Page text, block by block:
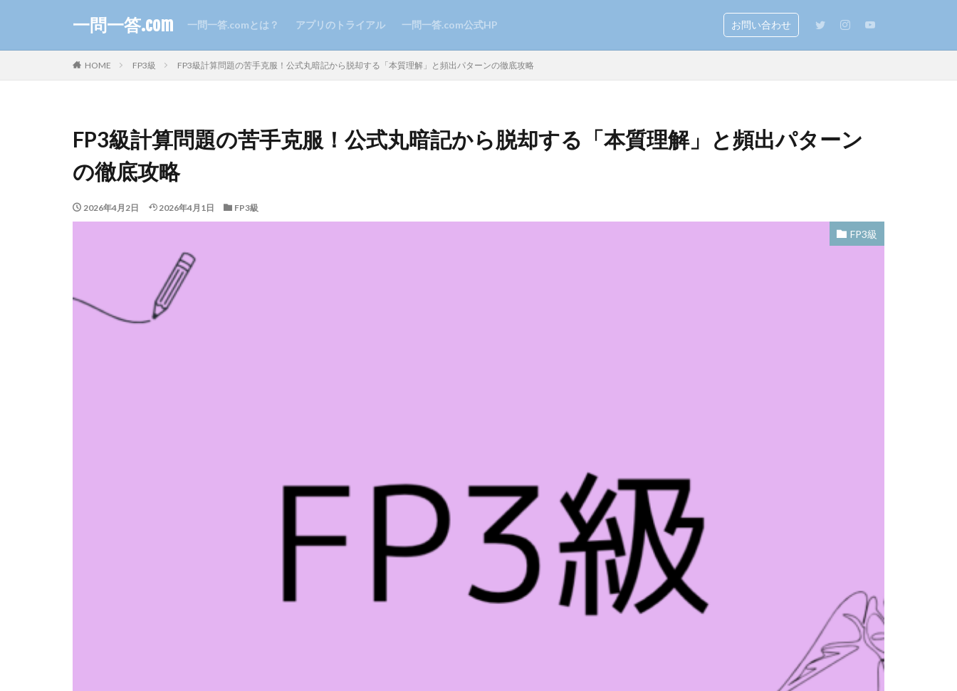
一問一答.com 一問一答.comとは？ アプリのトライアル 一問一答.com公式HP お問い合わせ
HOME FP3級 FP3級計算問題の苦手克服！公式丸暗記から脱却する「本質理解」と頻出パターンの徹底攻略
FP3級計算問題の苦手克服！公式丸暗記から脱却する「本質理解」と頻出パターン
の徹底攻略
2026年4月2日 2026年4月1日 FP3級
FP3級